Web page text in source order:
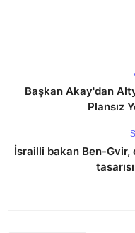
Başkan Akay'dan
Plansız
İsrailli bakan Ben-Gvir,